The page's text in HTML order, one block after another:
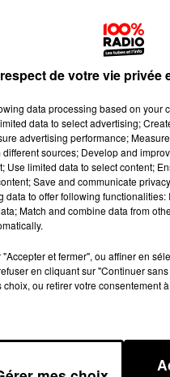
de votre vie privée
data processing based on your
data to select advertising;
advertising performance;
sources; Develop and
limited data to select content;
Save and communicate
data to offer following
Match and combine data from
et fermer", ou affiner en
en cliquant sur "Continuer
ou retirer votre consentement